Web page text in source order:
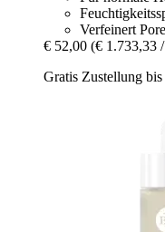
Verfeinert
€ 52,00 (€ 1.733,33
Gratis Zustellung